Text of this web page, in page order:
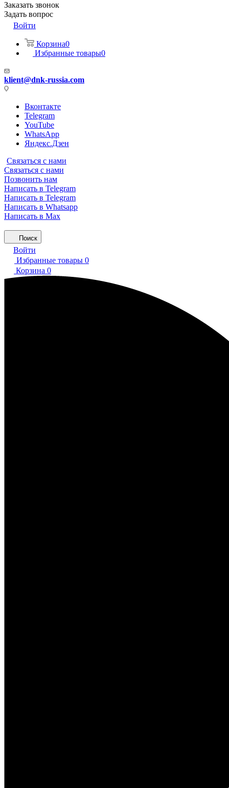
Заказать звонок
Задать вопрос
Войти
Корзина0
Избранные товары0
klient@dnk-russia.com
Вконтакте
Telegram
YouTube
WhatsApp
Яндекс.Дзен
Связаться с нами
Связаться с нами
Позвонить нам
Написать в Telegram
Написать в Telegram
Написать в Whatsapp
Написать в Max
Поиск
Войти
Избранные товары 0
Корзина 0